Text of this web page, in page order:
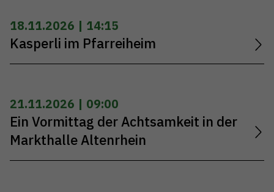
18.11.2026 | 14:15
Kasperli im Pfarreiheim
21.11.2026 | 09:00
Ein Vormittag der Achtsamkeit in der
Markthalle Altenrhein